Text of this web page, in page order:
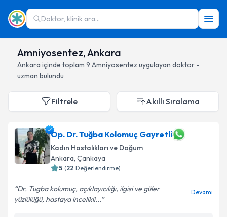
Doktor, klinik ara...
Amniyosentez, Ankara
Ankara içinde toplam 9 Amniyosentez uygulayan doktor -
uzman bulundu
Filtrele Akıllı Sıralama
Op. Dr. Tuğba Kolomuç Gayretli
Kadın Hastalıkları ve Doğum
Ankara, Çankaya
5 (22 Değerlendirme)
Dr. Tugba kolumuç, açıklayıcılığı, ilgisi ve güler
yüzlülüğü, hastaya incelikli...
Devamı